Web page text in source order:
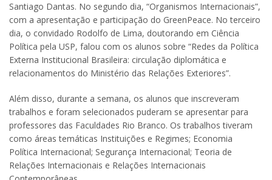
Santiago Dantas. No segundo dia, “Organismos Internacionais”,
com a apresentação e participação do GreenPeace. No terceiro
dia, o convidado Rodolfo de Lima, doutorando em Ciência
Política pela USP, falou com os alunos sobre “Redes da Política
Externa Institucional Brasileira: circulação diplomática e
relacionamentos do Ministério das Relações Exteriores”.
Além disso, durante a semana, os alunos que inscreveram
trabalhos e foram selecionados puderam se apresentar para
professores das Faculdades Rio Branco. Os trabalhos tiveram
como áreas temáticas Instituições e Regimes; Economia
Política Internacional; Segurança Internacional; Teoria de
Relações Internacionais e Relações Internacionais